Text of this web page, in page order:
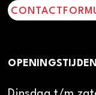
OPENINGSTIJDEN